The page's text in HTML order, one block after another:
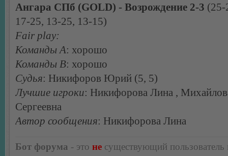
Ангара СПб (GOLD) - Возрождение 2-3 (25-
17-25, 13-25, 13-15)
Fair play:
Команды А: хорошо
Команды В: хорошо
Судья: Никифоров Юрий (5, 5)
Лучшие игроки: Никифорова Лина ,
Сергеевна
Автор сообщения: Никифорова Лина
Бот форума - это не существующий пользователь